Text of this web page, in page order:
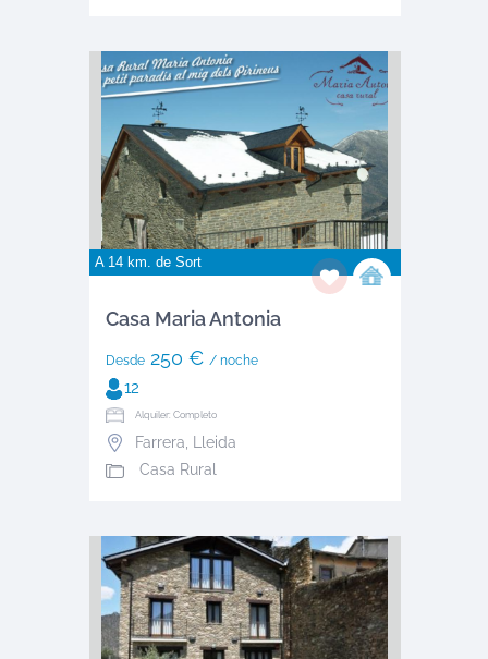
A 14 km. de Sort
Casa Maria Antonia
Desde250 € / noche
12
Alquiler: Completo
Farrera
Lleida
Casa Rural